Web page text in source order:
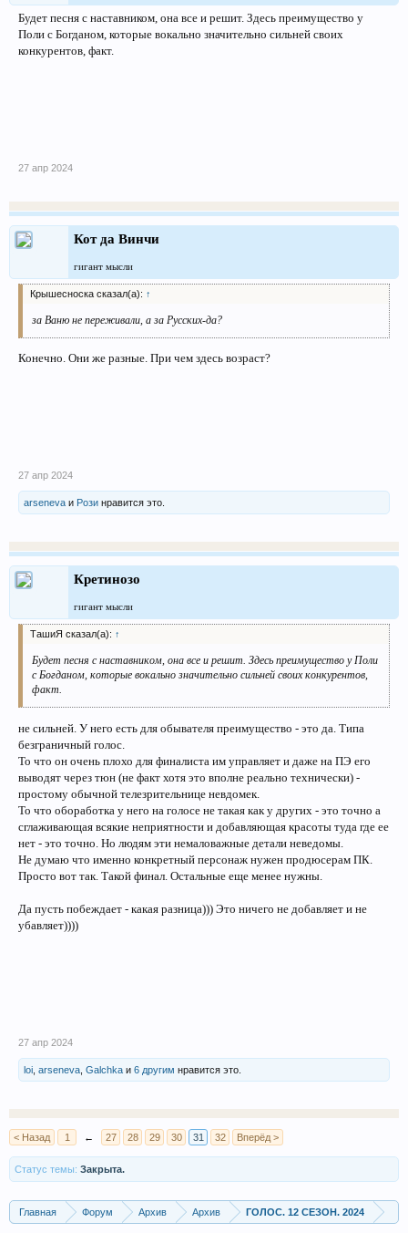
Будет песня с наставником, она все и решит. Здесь преимущество у
Поли с Богданом, которые вокально значительно сильней своих
конкурентов, факт.
27 апр 2024
Кот да Винчи
гигант мысли
Крышесноска сказал(а): ↑
за Ваню не переживали, а за Русских-да?
Конечно. Они же разные. При чем здесь возраст?
27 апр 2024
arseneva и Рози нравится это.
Кретинозо
гигант мысли
ТашиЯ сказал(а): ↑
Будет песня с наставником, она все и решит. Здесь преимущество у Поли
с Богданом, которые вокально значительно сильней своих конкурентов,
факт.
не сильней. У него есть для обывателя преимущество - это да. Типа
безграничный голос.
То что он очень плохо для финалиста им управляет и даже на ПЭ его
выводят через тюн (не факт хотя это вполне реально технически) -
простому обычной телезрительнице невдомек.
То что обоработка у него на голосе не такая как у других - это точно а
сглаживающая всякие неприятности и добавляющая красоты туда где ее
нет - это точно. Но людям эти немаловажные детали неведомы.
Не думаю что именно конкретный персонаж нужен продюсерам ПК.
Просто вот так. Такой финал. Остальные еще менее нужны.
Да пусть побеждает - какая разница))) Это ничего не добавляет и не
убавляет))))
27 апр 2024
loi arseneva Galchka и 6 другим нравится это.
< Назад 1 ← 27 28 29 30 31 32 Вперёд >
Статус темы: Закрыта.
Главная Форум Архив Архив ГОЛОС. 12 СЕЗОН. 2024